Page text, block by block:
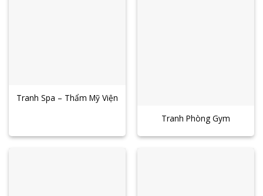
Tranh Spa – Thẩm Mỹ Viện
Tranh Phòng Gym